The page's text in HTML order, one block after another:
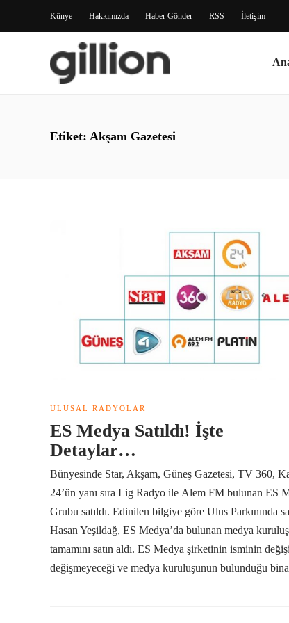
Künye Hakkımızda Haber Gönder RSS İletişim
Etiket: Akşam Gazetesi
ULUSAL RADYOLAR
ES Medya Satıldı! İşte
Detaylar…
Bünyesinde Star, Akşam, Güneş Gazetesi, TV 360,
24’ün yanı sıra Lig Radyo ile Alem FM bulunan ES
Grubu satıldı. Edinilen bilgiye göre Ulus Parkınında
Hasan Yeşildağ, ES Medya’da bulunan medya
tamamını satın aldı. ES Medya şirketinin isminin
değişmeyeceği ve medya kuruluşunun bulunduğu